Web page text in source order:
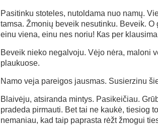
Pasitinku stoteles, nutoldama nuo namų.
tamsa. Žmonių beveik nesutinku. Beveik. O
einu viena, einu nes noriu! Кas per
Beveik nieko negalvoju. Vėjo nėra, maloni
plaukuose.
Namo veja pareigos jausmas. Susierzinu
Blaivėju, atsiranda mintys. Pasikeičiau.
pradeda pirmauti. Bet tai ne kaukė, tiesiog
nemaniau, kad taip paprasta rėžt žmogui